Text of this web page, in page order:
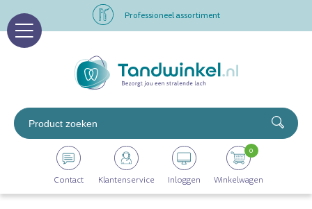
Professioneel assortiment
Op werkdagen voor 16.00 uur besteld, morgen in huis
Professioneel assortiment
Altijd op voorraad
Contact Klantenservice Inloggen Winkelwagen
0